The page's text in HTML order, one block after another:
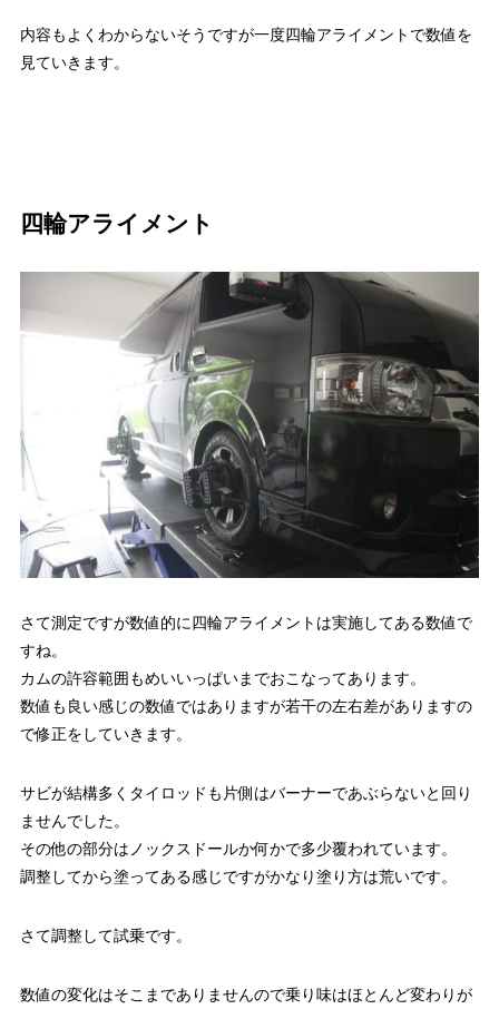
内容もよくわからないそうですが一度四輪アライメントで数値を
見ていきます。
四輪アライメント
さて測定ですが数値的に四輪アライメントは実施してある数値で
すね。
カムの許容範囲もめいいっぱいまでおこなってあります。
数値も良い感じの数値ではありますが若干の左右差がありますの
で修正をしていきます。
サビが結構多くタイロッドも片側はバーナーであぶらないと回り
ませんでした。
その他の部分はノックスドールか何かで多少覆われています。
調整してから塗ってある感じですがかなり塗り方は荒いです。
さて調整して試乗です。
数値の変化はそこまでありませんので乗り味はほとんど変わりが